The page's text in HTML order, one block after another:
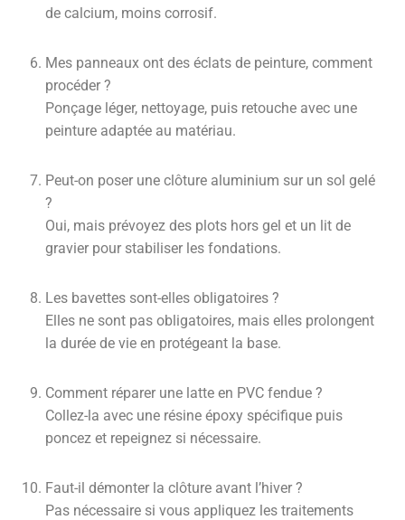
de calcium, moins corrosif.
Mes panneaux ont des éclats de peinture, comment
procéder ?
Ponçage léger, nettoyage, puis retouche avec une
peinture adaptée au matériau.
Peut-on poser une clôture aluminium sur un sol gelé
?
Oui, mais prévoyez des plots hors gel et un lit de
gravier pour stabiliser les fondations.
Les bavettes sont-elles obligatoires ?
Elles ne sont pas obligatoires, mais elles prolongent
la durée de vie en protégeant la base.
Comment réparer une latte en PVC fendue ?
Collez-la avec une résine époxy spécifique puis
poncez et repeignez si nécessaire.
Faut-il démonter la clôture avant l’hiver ?
Pas nécessaire si vous appliquez les traitements